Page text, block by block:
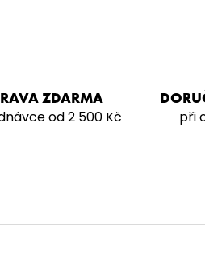
ZDARMA
od 2 500 Kč
při